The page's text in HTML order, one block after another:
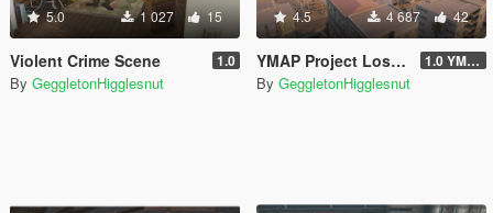
5.0 1 027 15
Violent Crime Scene 1.0
By GeggletonHigglesnut
4.5 4 687 42
YMAP Project Los Santos 2025: Sandy Shores Remastered 1.0 YMAP
By GeggletonHigglesnut